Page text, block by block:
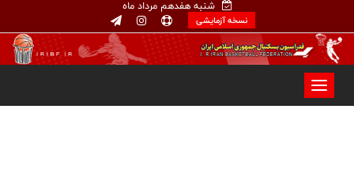
شنبه هفدهم مرداد ماه
نسخه آزمایشی